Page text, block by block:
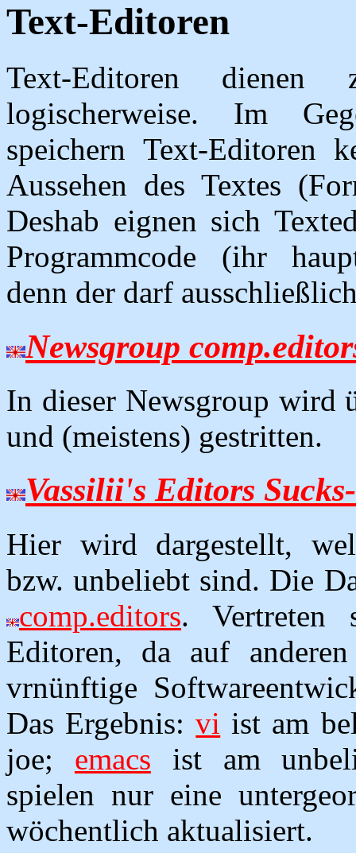
Text-Editoren
Text-Editoren
logischerweise. Im
speichern Text-Editoren
Aussehen des Textes
Deshab eignen sich
Programmcode (ihr
denn der darf
Newsgroup
In dieser Newsgroup wird
und (meistens) gestritten.
Vassilii's Editors
Hier wird dargestellt,
bzw. unbeliebt sind. Die
comp.editors. Vertreten
Editoren, da auf anderen
vrnünftige
Das Ergebnis:vi ist am
joe; emacs ist am
spielen nur eine
wöchentlich aktualisiert.